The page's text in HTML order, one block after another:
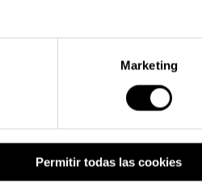
Marketing
Permitir todas las cookies